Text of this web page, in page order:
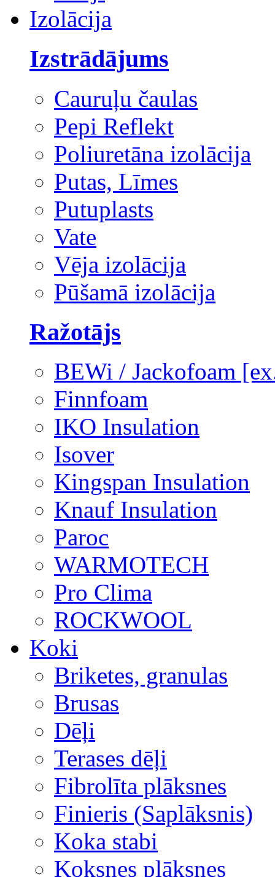
Izolācija
Izstrādājums
Cauruļu čaulas
Pepi Reflekt
Poliuretāna izolācija
Putas, Līmes
Putuplasts
Vate
Vēja izolācija
Pūšamā izolācija
Ražotājs
BEWi / Jackofoam
Finnfoam
IKO Insulation
Isover
Kingspan Insulation
Knauf Insulation
Paroc
WARMOTECH
Pro Clima
ROCKWOOL
Koki
Briketes, granulas
Brusas
Dēļi
Terases dēļi
Fibrolīta plāksnes
Finieris (Saplāksnis)
Koka stabi
Koksnes plāksnes